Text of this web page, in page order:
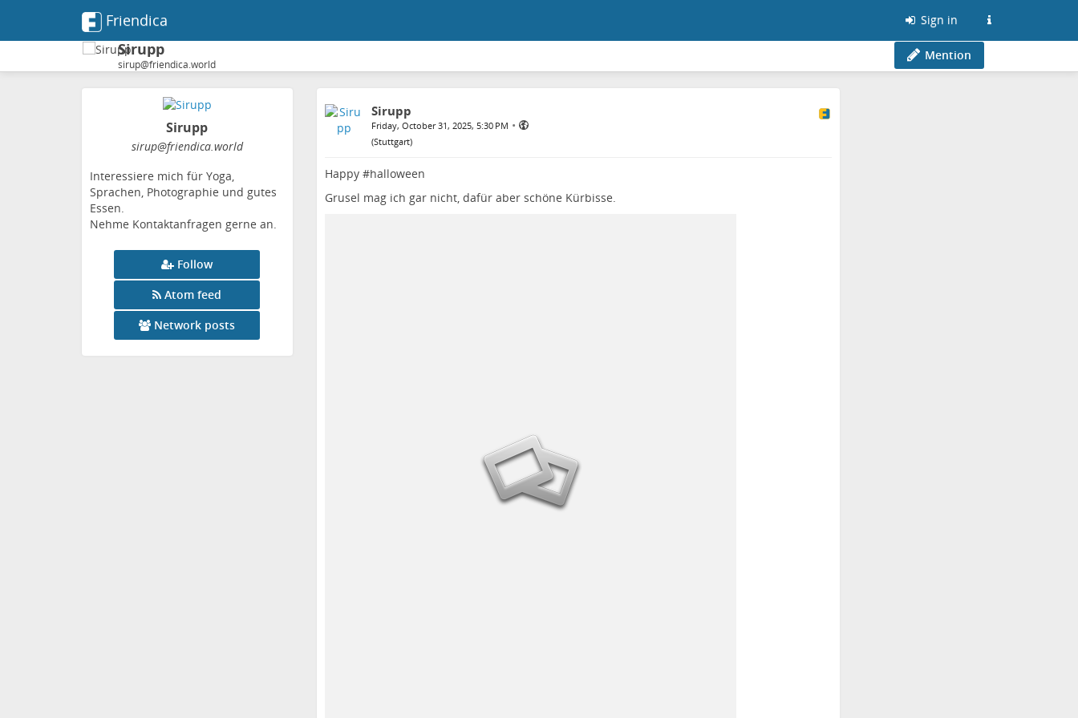
Friendica Sign in
Sirupp
sirup@friendica.world
Mention
Sirupp
sirup@friendica.world
Interessiere mich für Yoga,
Sprachen, Photographie und gutes
Essen.
Nehme Kontaktanfragen gerne an.
Follow
Atom feed
Network posts
Sirupp
Friday, October 31, 2025, 5:30 PM •
(Stuttgart)
Happy #halloween
Grusel mag ich gar nicht, dafür aber schöne Kürbisse.